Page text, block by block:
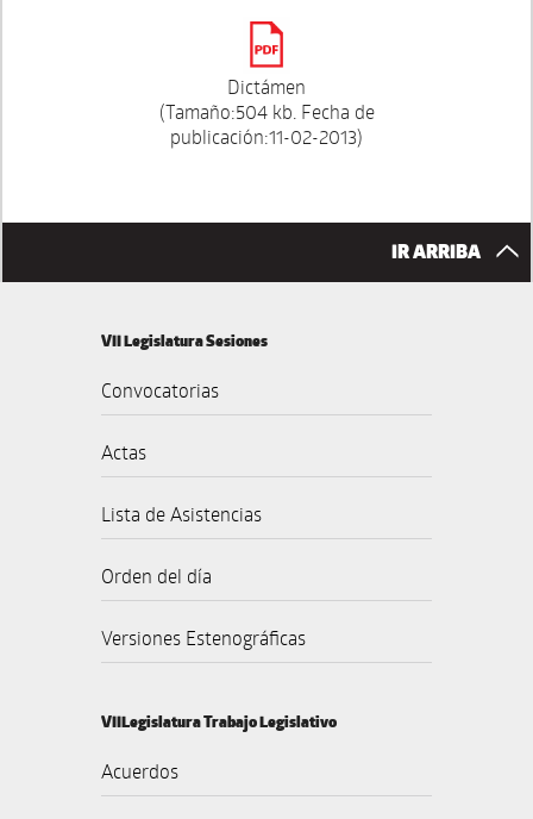
Dictámen
(Tamaño:504 kb. Fecha de
publicación:11-02-2013)
IR ARRIBA
VII Legislatura Sesiones
Convocatorias
Actas
Lista de Asistencias
Orden del día
Versiones Estenográficas
VIILegislatura Trabajo Legislativo
Acuerdos